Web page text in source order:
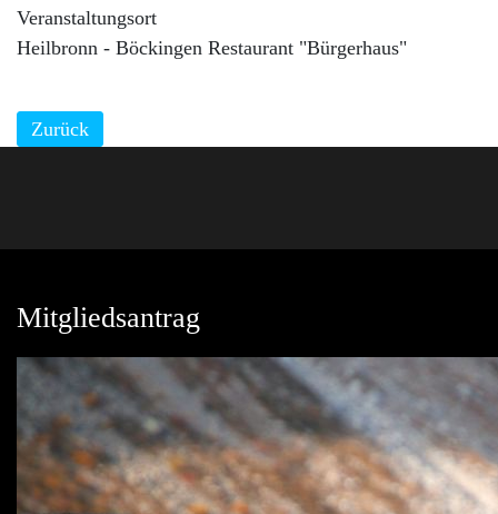
Veranstaltungsort
Heilbronn - Böckingen Restaurant "Bürgerhaus"
Zurück
Mitgliedsantrag